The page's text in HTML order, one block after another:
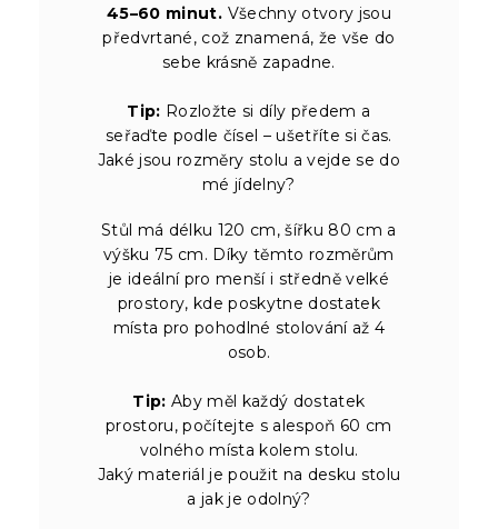
45–60 minut. Všechny otvory jsou
předvrtané, což znamená, že vše do
sebe krásně zapadne.
Tip: Rozložte si díly předem a
seřaďte podle čísel – ušetříte si čas.
Jaké jsou rozměry stolu a vejde se do
mé jídelny?
Stůl má délku 120 cm, šířku 80 cm a
výšku 75 cm. Díky těmto rozměrům
je ideální pro menší i středně velké
prostory, kde poskytne dostatek
místa pro pohodlné stolování až 4
osob.
Tip: Aby měl každý dostatek
prostoru, počítejte s alespoň 60 cm
volného místa kolem stolu.
Jaký materiál je použit na desku stolu
a jak je odolný?